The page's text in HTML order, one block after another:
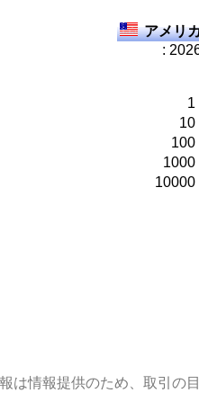
アメリ
:
1
10
100
1000
10000
は情報提供のため、取引の